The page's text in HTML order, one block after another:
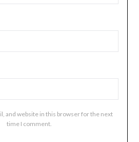
and website in this browser for the next
time I comment.